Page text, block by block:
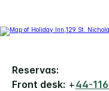
Reservas:
Front desk: +44-